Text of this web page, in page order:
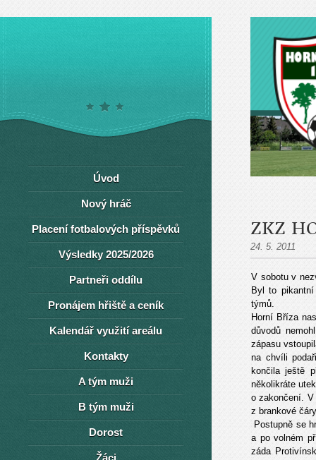
ZKZ
24. 5. 2011
V sobotu v
Byl to
týmů.
Horní Bříza
důvodů
zápasu
na chvíli
končila ještě
několikráte
o zakončení.
z brankové
Postupně se
a po volném
záda
Úvod
Nový hráč
Placení fotbalových příspěvků
Výsledky 2025/2026
Partneři oddílu
Pronájem hřiště a ceník
Kalendář využití areálu
Kontakty
A tým muži
B tým muži
Dorost
Žáci